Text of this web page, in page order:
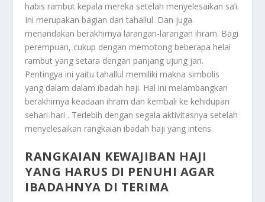
habis rambut kepala mereka setelah menyelesaikan sa’i.
Ini merupakan bagian dari tahallul. Dan juga
menandakan berakhirnya larangan-larangan ihram. Bagi
perempuan, cukup dengan memotong beberapa helai
rambut yang setara dengan panjang ujung jari.
Pentingya ini yaitu tahallul memiliki makna simbolis
yang dalam dalam ibadah haji. Hal ini melambangkan
berakhirnya keadaan ihram dan kembali ke kehidupan
sehari-hari . Terlebih dengan segala aktivitasnya setelah
menyelesaikan rangkaian ibadah haji yang intens.
RANGKAIAN KEWAJIBAN HAJI
YANG HARUS DI PENUHI AGAR
IBADAHNYA DI TERIMA